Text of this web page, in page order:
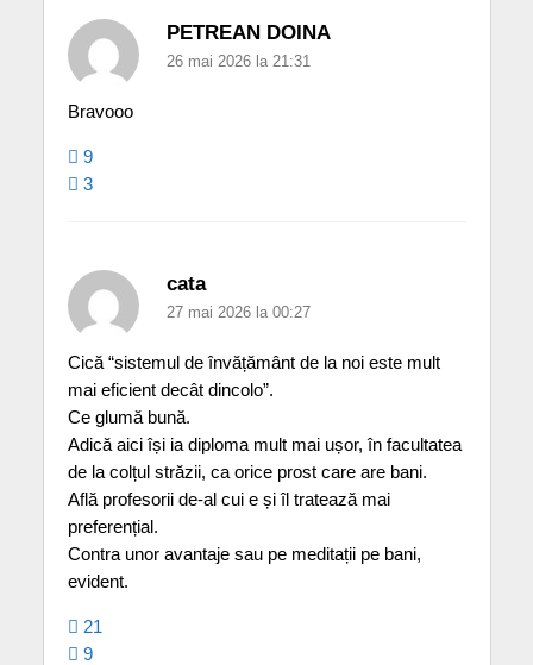
PETREAN DOINA
26 mai 2026 la 21:31
Bravooo
9
3
cata
27 mai 2026 la 00:27
Cică “sistemul de învățământ de la noi este mult
mai eficient decât dincolo”.
Ce glumă bună.
Adică aici își ia diploma mult mai ușor, în facultatea
de la colțul străzii, ca orice prost care are bani.
Află profesorii de-al cui e și îl tratează mai
preferențial.
Contra unor avantaje sau pe meditații pe bani,
evident.
21
9